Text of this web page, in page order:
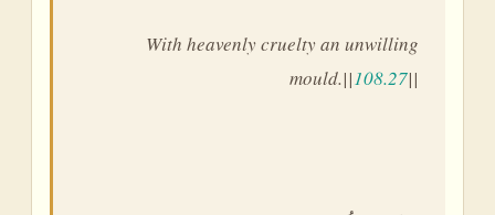
With heavenly cruelty an unwilling
mould.||108.27||